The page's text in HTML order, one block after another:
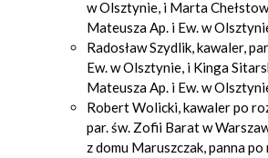
w Olsztynie, i Marta
Mateusza Ap. i Ew. w
Radosław Szydlik, kawaler,
Ew. w Olsztynie, i Kinga
Mateusza Ap. i Ew. w
Robert Wolicki, kawaler po
par. św. Zofii Barat w
z domu Maruszczak, panna